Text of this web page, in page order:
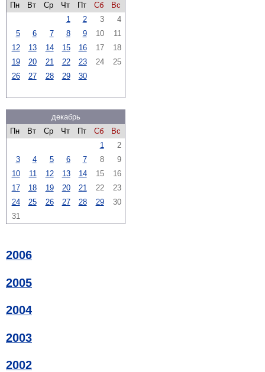
Пн
Вт Ср Чт Пт Сб
Вс
1
2 3
4
5
6 7 8 9 10
11
12
13 14 15 16 17
18
19
20 21 22 23 24
25
26
27 28 29 30
декабрь
Пн
Вт Ср Чт Пт Сб
Вс
1
2
3
4 5 6 7 8
9
10
11 12 13 14 15
16
17
18 19 20 21 22
23
24
25 26 27 28 29
30
31
2006
2005
2004
2003
2002